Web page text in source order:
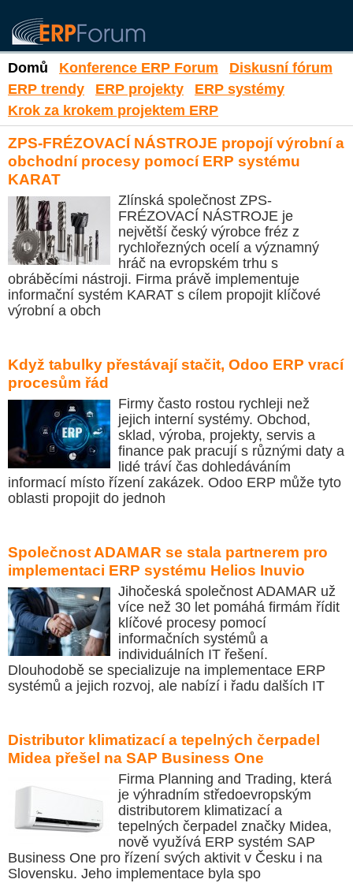
Domů Konference ERP Forum
Diskusní fórum
ERP trendy
ERP projekty
ERP systémy
Krok za krokem projektem ERP
ZPS-FRÉZOVACÍ NÁSTROJE propojí výrobní a
obchodní procesy pomocí ERP systému
KARAT
Zlínská společnost ZPS-
FRÉZOVACÍ NÁSTROJE je
největší český výrobce fréz z
rychlořezných ocelí a významný
hráč na evropském trhu s
obráběcími nástroji. Firma právě implementuje
informační systém KARAT s cílem propojit klíčové
výrobní a obch
Když tabulky přestávají stačit, Odoo ERP vrací
procesům řád
Firmy často rostou rychleji než
jejich interní systémy. Obchod,
sklad, výroba, projekty, servis a
finance pak pracují s různými daty a
lidé tráví čas dohledáváním
informací místo řízení zakázek. Odoo ERP může tyto
oblasti propojit do jednoh
Společnost ADAMAR se stala partnerem pro
implementaci ERP systému Helios Inuvio
Jihočeská společnost ADAMAR už
více než 30 let pomáhá firmám řídit
klíčové procesy pomocí
informačních systémů a
individuálních IT řešení.
Dlouhodobě se specializuje na implementace ERP
systémů a jejich rozvoj, ale nabízí i řadu dalších IT
Distributor klimatizací a tepelných čerpadel
Midea přešel na SAP Business One
Firma Planning and Trading, která
je výhradním středoevropským
distributorem klimatizací a
tepelných čerpadel značky Midea,
nově využívá ERP systém SAP
Business One pro řízení svých aktivit v Česku i na
Slovensku. Jeho implementace byla spo